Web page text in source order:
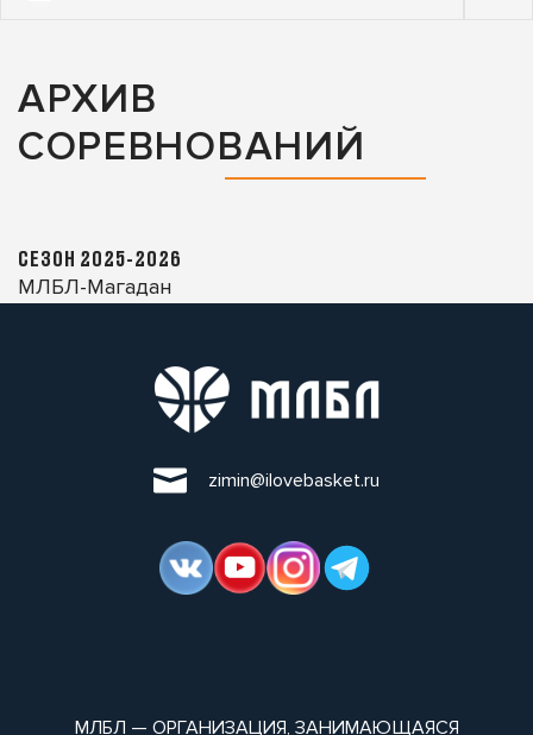
АРХИВ
СОРЕВНОВАНИЙ
СЕЗОН 2025-2026
МЛБЛ-Магадан
zimin@ilovebasket.ru
МЛБЛ — ОРГАНИЗАЦИЯ, ЗАНИМАЮЩАЯСЯ